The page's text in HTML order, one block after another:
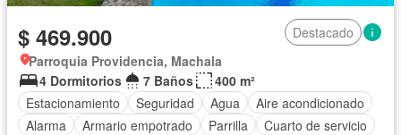
$ 469.900
Destacado
Parroquia Providencia, Machala
4 Dormitorios
7 Baños
400 m²
Estacionamiento
Seguridad Agua
Aire acondicionado
Alarma
Armario empotrado Parrilla
Cuarto de servicio